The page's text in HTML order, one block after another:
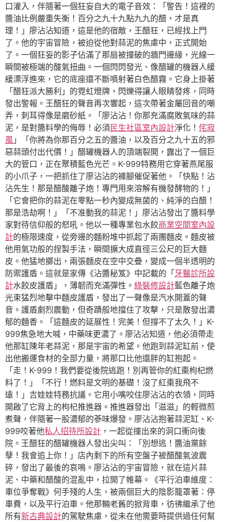
口灌入，伴隨著一個狂妄自大的電子音效：「警告！這裡的
醬油比例嚴重失衡！百分之九十九點九九的醋，才是真
理！」廖沾沾知道，這是他的宿敵，王醋狂，已經找上門
了。他的宇宙冒險，被迫從他對蒜泥的焦慮中，正式開始
了。一個狂妄的影子佔滿了那扇被撞破的牆門邊緣，光線一
瞬間被極端的酸氣扭曲。一個閃閃發光、像醋罐的機器人緩
緩漂浮進來，它的底座還不斷噴射著白色醋霧。它身上掛著
「醋狂派大勝利」的霓虹燈牌，閃爍得讓人眼睛發疼，同時
發出警報。王醋狂的聲音再次響起，這次帶著金屬回音的嘲
弄，刺耳得像是磨砂紙。「廖沾沾！你那充滿腐敗氣味的蒜
泥，是對醬料學的侮辱！必須民生社區室內設計淨化！ 侘寂
風 」「你將為你那百分之五的醬油，以及百分之九十五的邪
惡蒜頭付出代價！」醋罐機器人的頂端裂開，露出了一個巨
大的管口，正在聚積藍色光芒。K-999特務用它穿著燕尾服
的小爪子，一把抓住了廖沾沾的褲腳催促著他。「快點！沾
沾先生！那是醋酸離子炮！專門用來溶解有機發酵物的！」
「它會把你的蒜泥在零點一秒內變成無菌的、純淨的白醋！
那是浩劫啊！」「不准動我的蒜泥！」廖沾沾發出了醬料學
家對待信仰般的怒吼。他以一種專業包水餃商業空間室內設
計的極限速度，從旁邊的麵粉堆中抓起了兩團麵皮。麵皮被
他用氣功般的捏製手法，瞬間擴大成直徑三公尺的巨大麵
皮。他猛地擲出，兩張麵皮在空中交疊，變成一個半透明的
防禦護盾。這就是家傳《沾醬秘笈》中記載的「牙醫診所設
計水餃皮護盾」，薄韌而充滿彈性。 綠裝修設計藍色離子炮
光束猛烈地擊中麵皮護盾，發出了一聲像是汽水開蓋的聲
音。護盾劇烈震動，但奇蹟般地擋住了攻擊，只是散發出濃
郁的麵香。「這麵皮的延展性！完美！但撐不了太久！」K-
999焦急地大喊，中藥味更濃了。廖沾沾知道，他必須帶走
他那缸陳年老蒜泥，那是宇宙的希望。他跑到蒜泥缸前，使
出他搬運食材的全部力量，將那口比他還胖的缸抱起。
「走！K-999！我們要從後院逃跑！別再管你的紅棗枸杞燃
料了！」「不行！燃料是文明的基礎！沒了紅棗我飛不
遠！」吉娃娃特務抗議。它用小嘴咬住廖沾沾的衣領，同時
開啟了它背上的枸杞推進器。推進器發出「滋滋」的輕微煎
煮聲，伴隨著一股濃郁的蔘味爆發。廖沾沾抱著蒜泥缸、K-
999咬著他私人招待所設計 ，一起從撞出來的洞口衝向後
院。王醋狂的醋罐機器人發出尖叫：「別想逃！醬油黨餘
孽！我會追上你！」店內剩下的所有空盤子被醋酸氣波震
碎，發出了最後的哀鳴。廖沾沾的宇宙冒險，就在這片蒜
泥、中藥和醋酸的混亂中，拉開了帷幕。《平行泊車維度：
車位爭奪戰》何手殘的人生，被兩個巨大的陰影籠罩著：停
車費，以及平行泊車。他那輛老舊的掀背車，彷彿繼承了他
所有新古典設計的駕駛焦慮，從未在他需要時提供過任何幫